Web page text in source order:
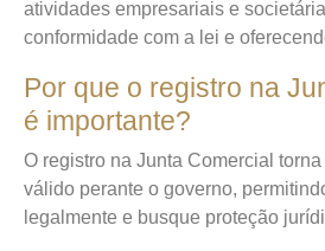
atividades empresariais e
conformidade com a lei e
Por que o registro na
é importante?
O registro na Junta Comercial
válido perante o governo,
legalmente e busque proteção